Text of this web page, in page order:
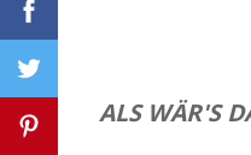
ALS WÄR'S